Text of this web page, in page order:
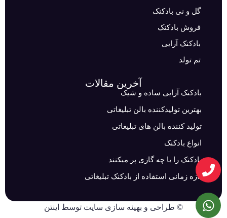
گل و نی بادکنک
فروش بادکنک
بادکنک آرایی
تم تولد
آخرین مقالات
بادکنک آرایی ساده و شیک
بهترین تولیدکننده بالن تبلیغاتی
تولید کننده بالن های تبلیغاتی
انواع بادکنک
بادکنک را با چه گازی پر میکنند
بازه زمانی استفاده از بادکنک تبلیغاتی
© طراحیو بهینه سازی سایتتوسط اینتن